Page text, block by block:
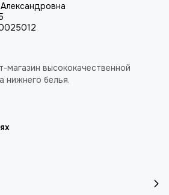
высококачественной
нижнего белья.